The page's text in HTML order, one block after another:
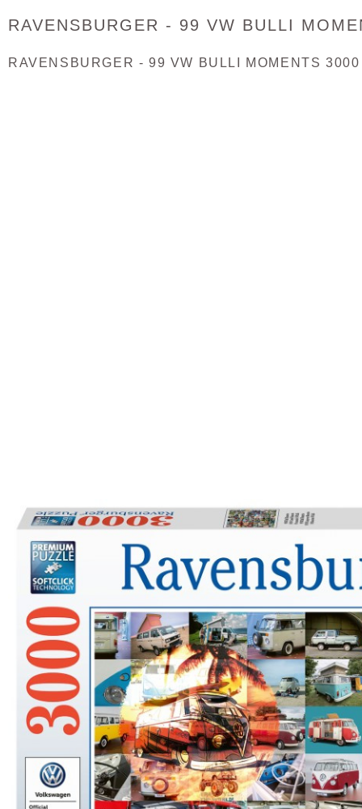
RAVENSBURGER - 99 VW BULLI
RAVENSBURGER - 99 VW BULLI MOMENTS